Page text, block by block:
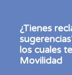
¿Tienes
los cuales
Movilidad